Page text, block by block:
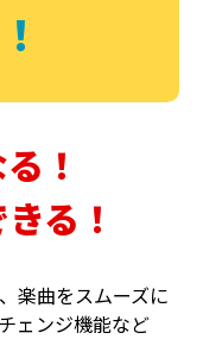
PHASER
！
る！
楽曲をスムーズに
ェンジ機能など